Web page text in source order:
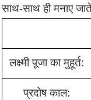
साथ-साथ ही मनाए
लक्ष्मी पूजा का मुहूर्त:
प्रदोष काल: